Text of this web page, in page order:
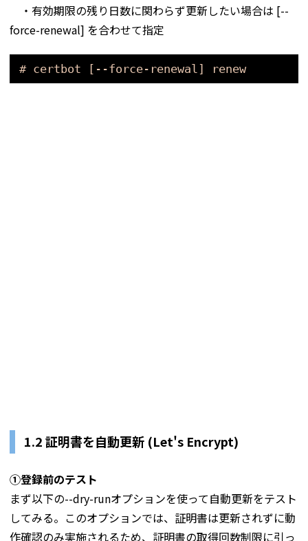
・有効期限の残り日数に関わらず更新したい場合は [--
force-renewal] を合わせて指定
# certbot [--force-renewal] renew
1.2 証明書を自動更新 (Let's Encrypt)
①登録前のテスト
まず以下の--dry-runオプションを使って自動更新をテスト
してみる。このオプションでは、証明書は更新されずに動
作確認のみ実施されるため、証明書の取得回数制限に引っ